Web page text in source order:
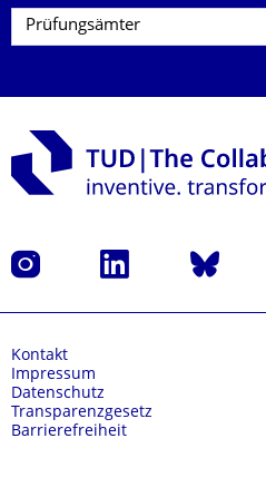
Instagram LinkedIn Bluesky
Kontakt
Impressum
Datenschutz
Transparenzgesetz
Barrierefreiheit